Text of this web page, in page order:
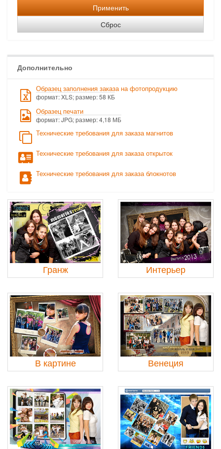
Применить
Сброс
Дополнительно
Образец заполнения заказа на фотопродукцию
формат: XLS; размер: 58 КБ
Образец печати
формат: JPG; размер: 4,18 МБ
Технические требования для заказа магнитов
Технические требования для заказа открыток
Технические требования для заказа блокнотов
Гранж Интерьер
В картине Венеция